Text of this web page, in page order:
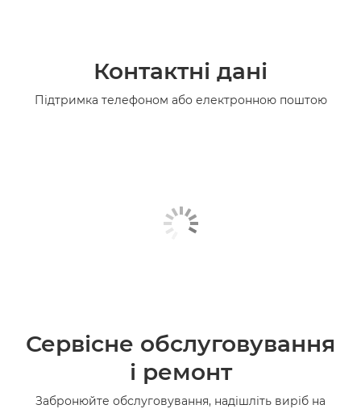
Контактні дані
Підтримка телефоном або електронною поштою
Сервісне обслуговування
і ремонт
Забронюйте обслуговування, надішліть виріб на